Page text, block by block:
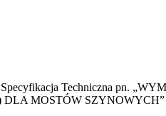
Specyfikacja Techniczna pn.
MOSTÓW SZYNOWYCH”